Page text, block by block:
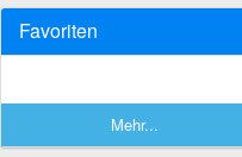
Favoriten
Mehr...